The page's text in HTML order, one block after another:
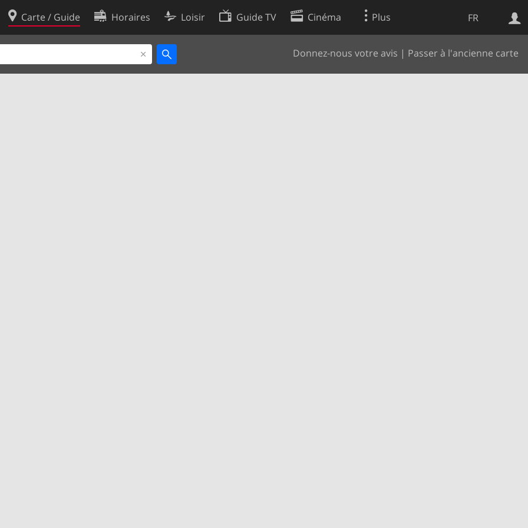
FR
Carte / Guide Horaires Loisir Guide TV Cinéma Plus
Donnez-nous votre avis | Passer à l'ancienne carte
Web
Politique en matière de cookies
Préférences de cookies